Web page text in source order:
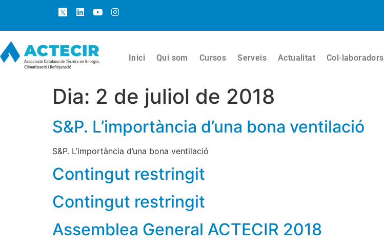
Inici Qui som Cursos Serveis Actualitat Col·laboradors
Dia: 2 de juliol de 2018
S&P. L’importància d’una bona ventilació
S&P. L’importància d’una bona ventilació
Contingut restringit
Contingut restringit
Assemblea General ACTECIR 2018